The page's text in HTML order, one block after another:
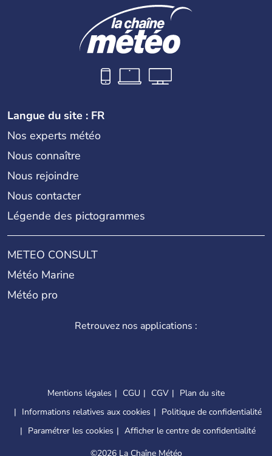
Langue du site : FR
Nos experts météo
Nous connaître
Nous rejoindre
Nous contacter
Légende des pictogrammes
METEO CONSULT
Météo Marine
Météo pro
Retrouvez nos applications :
Mentions légales CGU CGV
Plan du site
Informations relatives aux cookies
Politique de confidentialité
Paramétrer les cookies
Afficher le centre de confidentialité
©2026 La Chaîne Météo